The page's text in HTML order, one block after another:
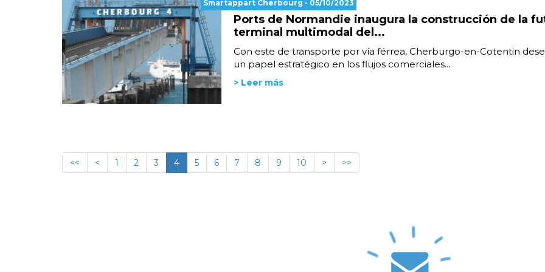
Smartappart Cherbourg - 05/10/2023
Ports de Normandie inaugura la construcción de la
terminal multimodal del...
Con este de transporte por vía férrea, Cherburgo-en-Cotentin
un papel estratégico en los flujos comerciales...
> Leer más
<< < 1 2 3 4 5 6 7 8 9 10 > >>